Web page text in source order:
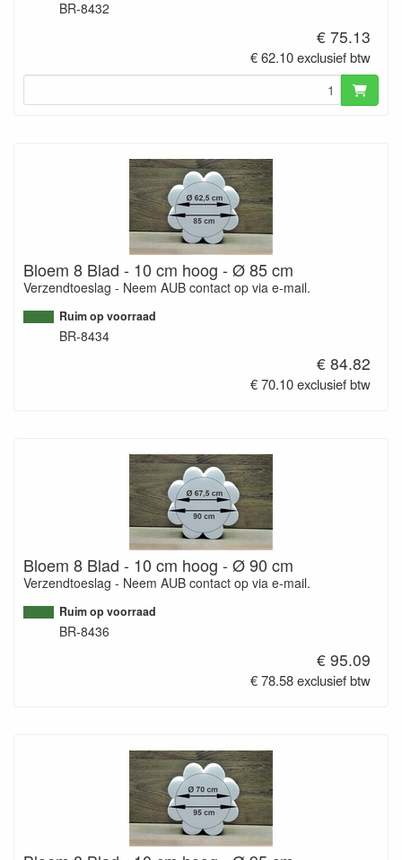
BR-8432
€ 75.13
€ 62.10 exclusief btw
Bloem 8 Blad - 10 cm hoog - Ø 85 cm
Verzendtoeslag - Neem AUB contact op via e-mail.
Ruim op voorraad
BR-8434
€ 84.82
€ 70.10 exclusief btw
Bloem 8 Blad - 10 cm hoog - Ø 90 cm
Verzendtoeslag - Neem AUB contact op via e-mail.
Ruim op voorraad
BR-8436
€ 95.09
€ 78.58 exclusief btw